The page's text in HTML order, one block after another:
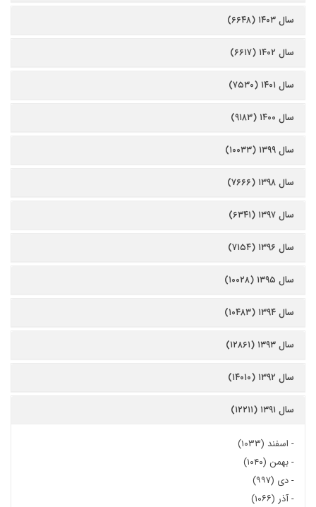
سال ۱۴۰۳ (۶۶۴۸)
سال ۱۴۰۲ (۶۶۱۷)
سال ۱۴۰۱ (۷۵۳۰)
سال ۱۴۰۰ (۹۱۸۳)
سال ۱۳۹۹ (۱۰۰۳۳)
سال ۱۳۹۸ (۷۶۶۶)
سال ۱۳۹۷ (۶۳۴۱)
سال ۱۳۹۶ (۷۱۵۴)
سال ۱۳۹۵ (۱۰۰۲۸)
سال ۱۳۹۴ (۱۰۴۸۳)
سال ۱۳۹۳ (۱۲۸۶۱)
سال ۱۳۹۲ (۱۴۰۱۰)
سال ۱۳۹۱ (۱۲۲۱۱)
- اسفند (۱۰۳۳)
-بهمن (۱۰۴۰)
-دی (۹۹۷)
-آذر (۱۰۶۶)